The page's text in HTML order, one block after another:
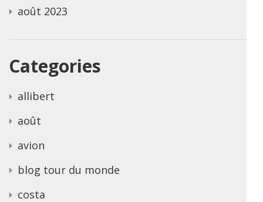
août 2023
Categories
allibert
août
avion
blog tour du monde
costa